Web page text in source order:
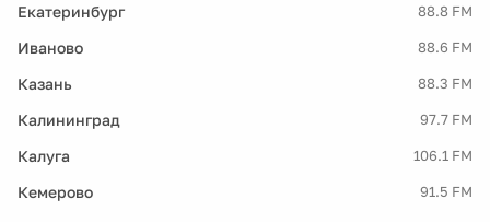
Екатеринбург 88.8 FM
Иваново 88.6 FM
Казань 88.3 FM
Калининград 97.7 FM
Калуга 106.1 FM
Кемерово 91.5 FM